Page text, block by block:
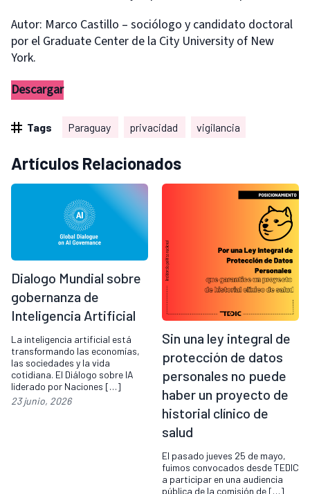
Autor: Marco Castillo – sociólogo y candidato doctoral
por el Graduate Center de la City University of New
York.
Descargar
Tags Paraguay privacidad vigilancia
Artículos Relacionados
Dialogo Mundial sobre
gobernanza de
Inteligencia Artificial
La inteligencia artificial está
transformando las economías,
las sociedades y la vida
cotidiana. El Diálogo sobre IA
liderado por Naciones […]
23 junio, 2026
Sin una ley integral de
protección de datos
personales no puede
haber un proyecto de
historial clínico de
salud
El pasado jueves 25 de mayo,
fuimos convocados desde TEDIC
a participar en una audiencia
pública de la comisión de […]